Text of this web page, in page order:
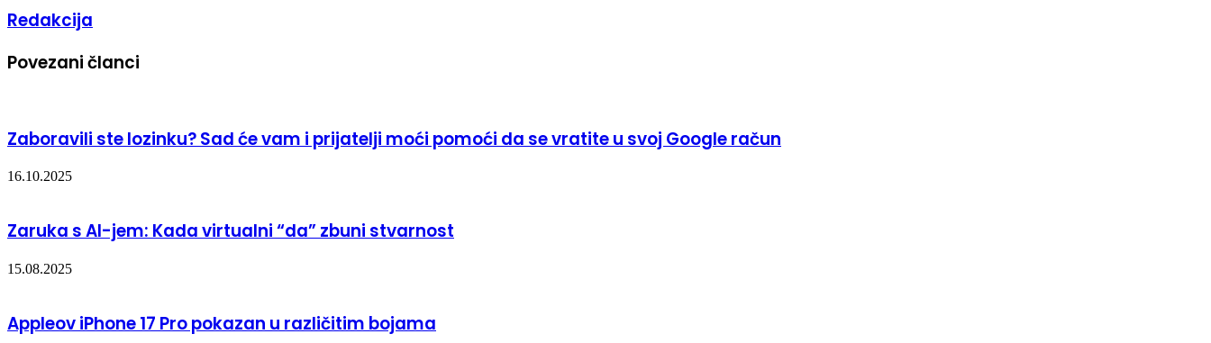
Redakcija
Povezani članci
Zaboravili ste lozinku? Sad će vam i prijatelji moći pomoći da se vratite u svoj Google račun
16.10.2025
Zaruka s AI-jem: Kada virtualni “da” zbuni stvarnost
15.08.2025
Appleov iPhone 17 Pro pokazan u različitim bojama